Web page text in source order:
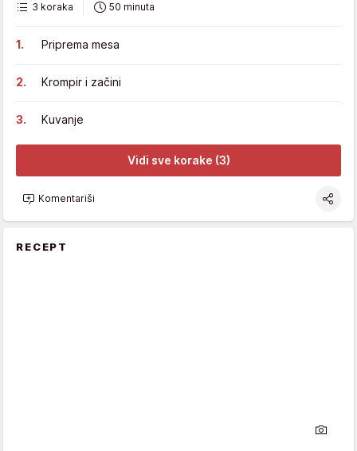
3 koraka 50 minuta
Priprema mesa
Krompir i začini
Kuvanje
Vidi sve korake (3)
Komentariši
RECEPT